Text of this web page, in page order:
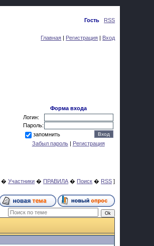
Приветствую ВасГость RSS
Главная | Регистрация | Вход
Форма входа
Логин:
Пароль:
запомнить
Забыл пароль| Регистрация
�Участники � ПРАВИЛА � Поиск � RSS ]